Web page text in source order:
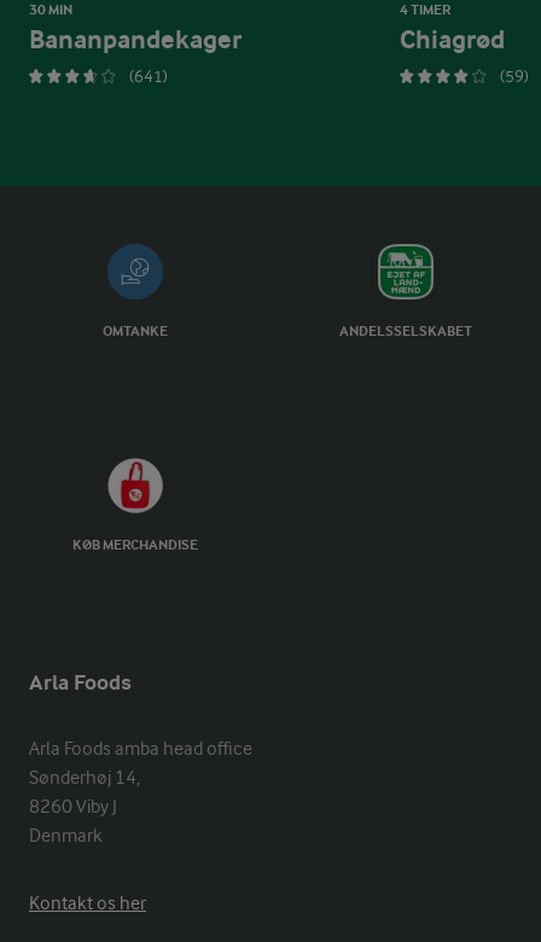
30 MIN
Bananpandekager
(641)
4 TIMER
Chiagrød
(59)
OMTANKE ANDELSSELSKABET
KØB MERCHANDISE
Arla Foods
Arla Foods amba head office
Sønderhøj 14,
8260 Viby J
Denmark
Kontakt os her